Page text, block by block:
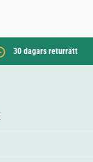
30 dagars returrätt